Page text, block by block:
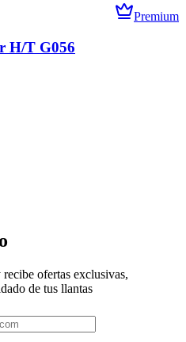
Premium
H/T G056
ofertas exclusivas,
de tus llantas